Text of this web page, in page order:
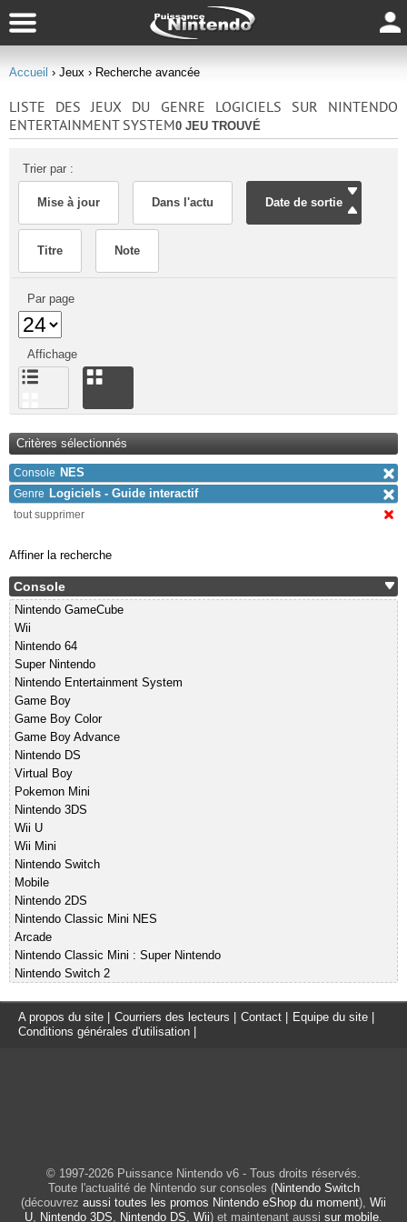
Accueil › Jeux › Recherche avancée
LISTE DES JEUX DU GENRE LOGICIELS SUR NINTENDO
ENTERTAINMENT SYSTEM0 JEU TROUVÉ
Trier par :
Mise à jour Dans l'actu Date de sortie
Titre Note
Par page
Affichage
Critères sélectionnés
Console NES
Genre Logiciels - Guide interactif
tout supprimer
Affiner la recherche
Console
Nintendo GameCube
Wii
Nintendo 64
Super Nintendo
Nintendo Entertainment System
Game Boy
Game Boy Color
Game Boy Advance
Nintendo DS
Virtual Boy
Pokemon Mini
Nintendo 3DS
Wii U
Wii Mini
Nintendo Switch
Mobile
Nintendo 2DS
Nintendo Classic Mini NES
Arcade
Nintendo Classic Mini : Super Nintendo
Nintendo Switch 2
A propos du site Courriers des lecteurs Contact Equipe du site
Conditions générales d'utilisation
© 1997-2026 Puissance Nintendo v6 - Tous droits réservés.
Toute l'actualité de Nintendo sur consoles (Nintendo Switch
(découvrez aussi toutes les promos Nintendo eShop du moment), Wii
U, Nintendo 3DS, Nintendo DS, Wii) et maintenant aussi sur mobile.